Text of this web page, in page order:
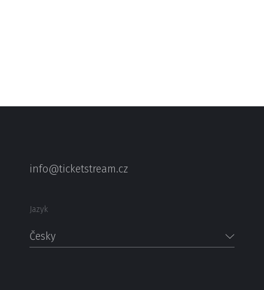
info@ticketstream.cz
Jazyk
Česky